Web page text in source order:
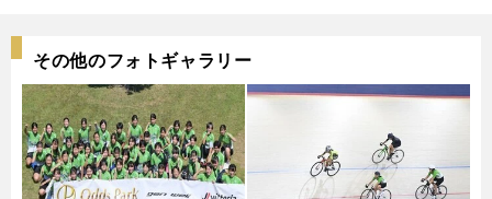
その他のフォトギャラリー